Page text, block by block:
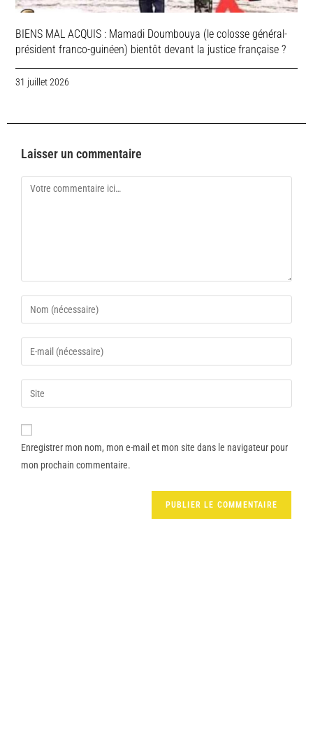
BIENS MAL ACQUIS : Mamadi Doumbouya (le colosse général-
président franco-guinéen) bientôt devant la justice française ?
31 juillet 2026
Laisser un commentaire
Enregistrer mon nom, mon e-mail et mon site dans le navigateur pour
mon prochain commentaire.